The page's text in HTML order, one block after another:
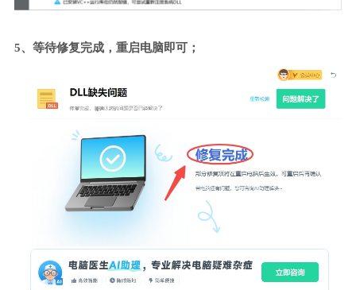
5、等待修复完成，重启电脑即可；